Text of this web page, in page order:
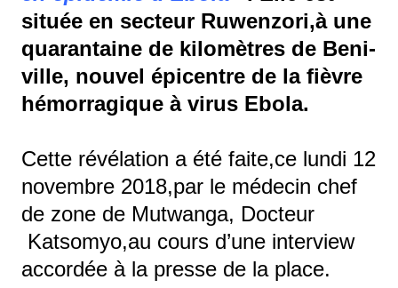
située en secteur Ruwenzori,à une
quarantaine de kilomètres de Beni-
ville, nouvel épicentre de la fièvre
hémorragique à virus Ebola.
Cette révélation a été faite,ce lundi 12
novembre 2018,par le médecin chef
de zone de Mutwanga, Docteur
Katsomyo,au cours d’une interview
accordée à la presse de la place.